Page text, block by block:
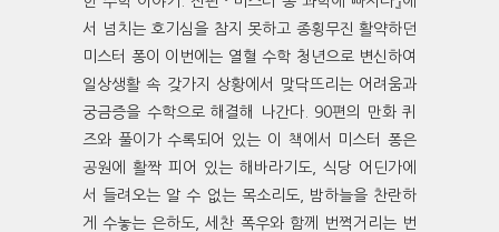
서 넘치는 호기심을 참지 못하고 종횡무진 활약하던
미스터 퐁이 이번에는 열혈 수학 청년으로 변신하여
일상생활 속 갖가지 상황에서 맞닥뜨리는 어려움과
궁금증을 수학으로 해결해 나간다. 90편의 만화 퀴
즈와 풀이가 수록되어 있는 이 책에서 미스터 퐁은
공원에 활짝 피어 있는 해바라기도, 식당 어딘가에
서 들려오는 알 수 없는 목소리도, 밤하늘을 찬란하
게 수놓는 은하도, 세찬 폭우와 함께 번쩍거리는 번